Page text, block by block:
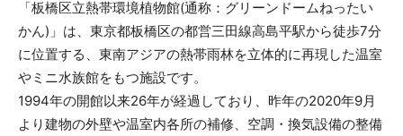
「板橋区立熱帯環境植物館(通称：グリーンドームねったい
かん)」は、東京都板橋区の都営三田線高島平駅から徒歩7分
に位置する、東南アジアの熱帯雨林を立体的に再現した温室
やミニ水族館をもつ施設です。
1994年の開館以来26年が経過しており、昨年の2020年9月
より建物の外壁や温室内各所の補修、空調・換気設備の整備